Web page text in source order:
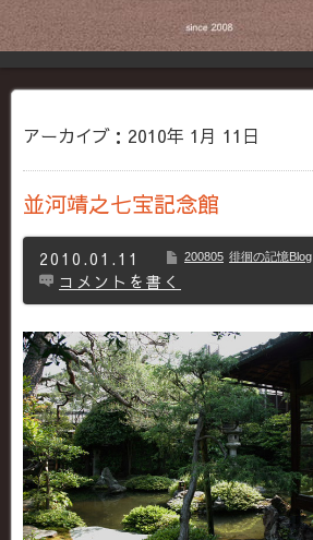
アーカイブ：2010年 1月 11日
並河靖之七宝記念館
2010.01.11 200805 徘徊の記憶Blog
コメントを書く